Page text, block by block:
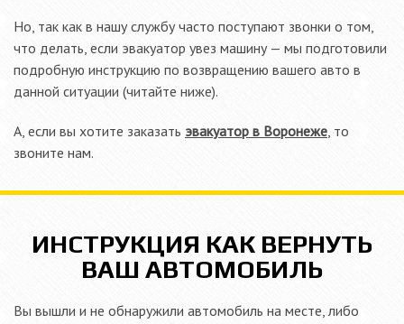
Но, так как в нашу службу часто поступают звонки о том,
что делать, если эвакуатор увез машину — мы подготовили
подробную инструкцию по возвращению вашего авто в
данной ситуации (читайте ниже).
А, если вы хотите заказать эвакуатор в Воронеже, то
звоните нам.
ИНСТРУКЦИЯ КАК ВЕРНУТЬ
ВАШ АВТОМОБИЛЬ
Вы вышли и не обнаружили автомобиль на месте, либо